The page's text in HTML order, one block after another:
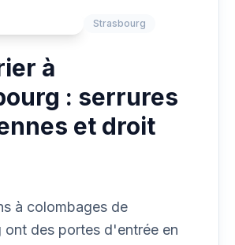
Strasbourg
à
: serrures
et droit
à colombages de
ont des portes d'entrée en